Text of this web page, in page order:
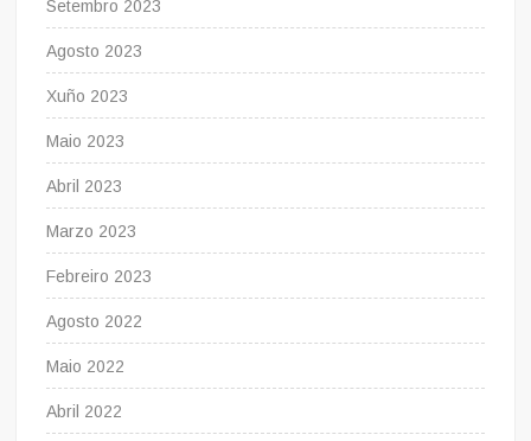
Setembro 2023
Agosto 2023
Xuño 2023
Maio 2023
Abril 2023
Marzo 2023
Febreiro 2023
Agosto 2022
Maio 2022
Abril 2022